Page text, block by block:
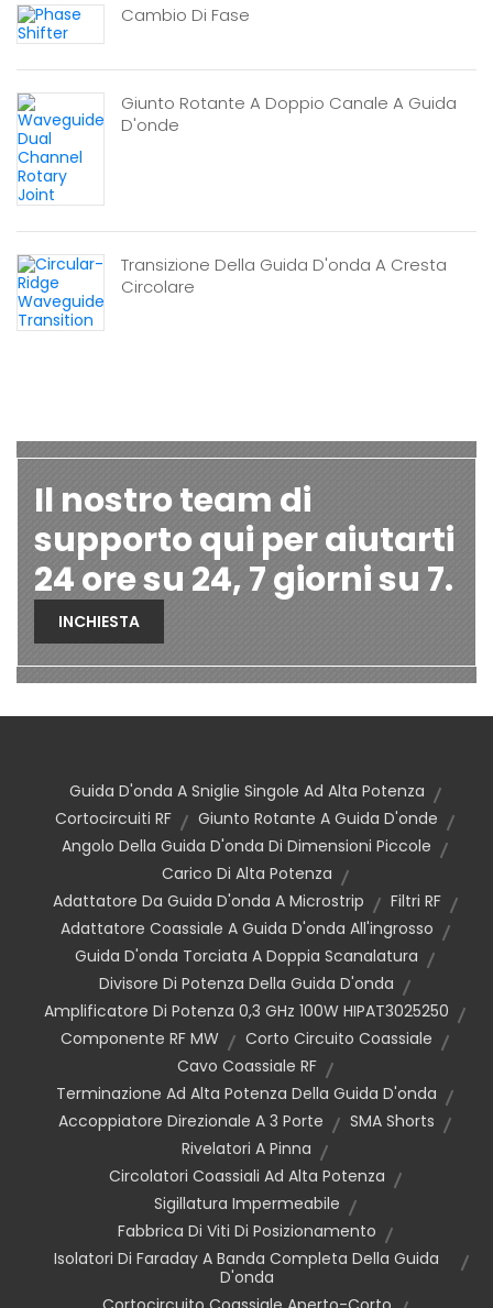
Cambio Di Fase
Giunto Rotante A Doppio Canale A Guida
D'onde
Transizione Della Guida D'onda A Cresta
Circolare
Il nostro team di
supporto qui per aiutarti
24 ore su 24, 7 giorni su 7.
INCHIESTA
Guida D'onda A Sniglie Singole Ad Alta Potenza
Cortocircuiti RF
Giunto Rotante A Guida D'onde
Angolo Della Guida D'onda Di Dimensioni Piccole
Carico Di Alta Potenza
Adattatore Da Guida D'onda A Microstrip
Filtri RF
Adattatore Coassiale A Guida D'onda All'ingrosso
Guida D'onda Torciata A Doppia Scanalatura
Divisore Di Potenza Della Guida D'onda
Amplificatore Di Potenza 0,3 GHz 100W HIPAT3025250
Componente RF MW
Corto Circuito Coassiale
Cavo Coassiale RF
Terminazione Ad Alta Potenza Della Guida D'onda
Accoppiatore Direzionale A 3 Porte
SMA Shorts
Rivelatori A Pinna
Circolatori Coassiali Ad Alta Potenza
Sigillatura Impermeabile
Fabbrica Di Viti Di Posizionamento
Isolatori Di Faraday A Banda Completa Della Guida
D'onda